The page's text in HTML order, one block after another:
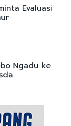
Evaluasi
Ngadu ke